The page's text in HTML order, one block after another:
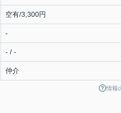
空有/3,300円
-
- / -
仲介
情報